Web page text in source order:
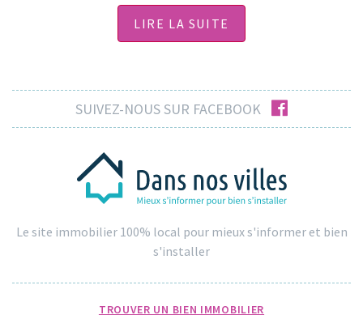
LIRE LA SUITE
SUIVEZ-NOUS SUR FACEBOOK facebook
Le site immobilier 100% local pour mieux s'informer et bien
s'installer
TROUVER UN BIEN IMMOBILIER